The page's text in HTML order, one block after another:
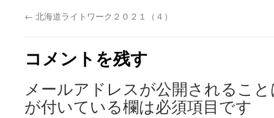
← 北海道ライトワーク２０２１（４）
コメントを残す
メールアドレスが公開されるこ
が付いている欄は必須項目です